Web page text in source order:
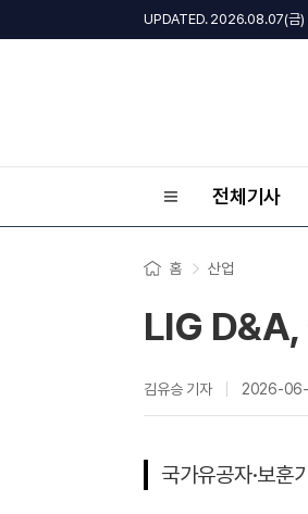
UPDATED. 2026.08.07(금)
전체기사
홈 산업
LIG D&A,
김유승 기자 2026-
국가유공자·보훈